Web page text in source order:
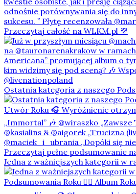
Ostatnia kategoria z naszego
Jedna z ważniejszych kategorii w